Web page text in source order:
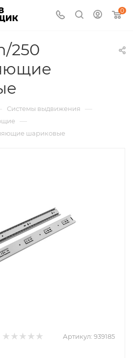
0
250
Системы выдвижения —
—
шариковые
Артикул: 939185